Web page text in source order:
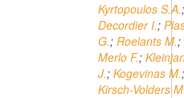
Kyrtopoulos S.A.;
Decordier I.;
G.; Roelants M.;
Merlo F.;
J.; Kogevinas M.;
Kirsch-Volders